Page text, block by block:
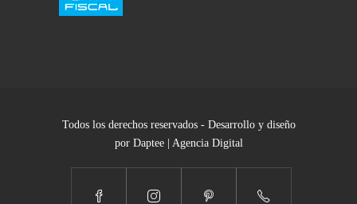
Todos los derechos reservados - Desarrollo y diseño
por Daptee | Agencia Digital